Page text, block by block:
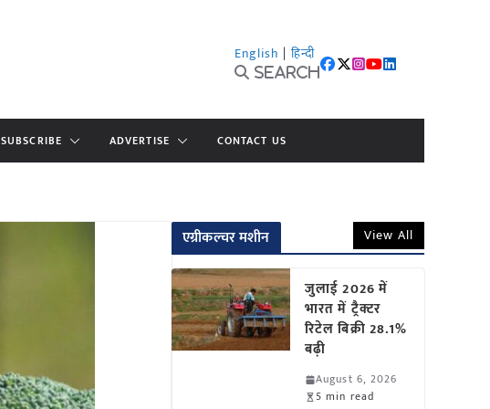
English | हिन्दी
Search
SUBSCRIBE ADVERTISE CONTACT US
एग्रीकल्चर मशीन View All
जुलाई 2026 में
भारत में ट्रैक्टर
रिटेल बिक्री 28.1%
बढ़ी
August 6, 2026
5 min read